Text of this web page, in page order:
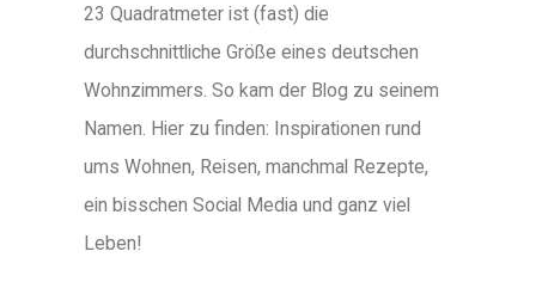
23 Quadratmeter ist (fast) die
durchschnittliche Größe eines deutschen
Wohnzimmers. So kam der Blog zu seinem
Namen. Hier zu finden: Inspirationen rund
ums Wohnen, Reisen, manchmal Rezepte,
ein bisschen Social Media und ganz viel
Leben!